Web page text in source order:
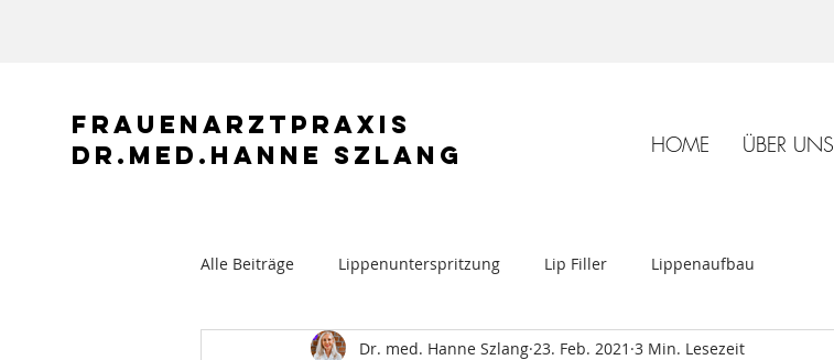
Frauenarztpraxis
Dr.med.hanne Szlang
HOME ÜBER UNS
Alle Beiträge Lippenunterspritzung Lip Filler Lippenaufbau
Dr. med. Hanne Szlang 23. Feb. 2021 3 Min. Lesezeit